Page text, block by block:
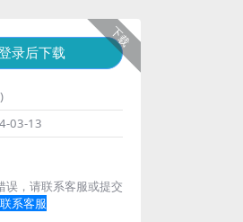
下载
录后下载
03-13
误，请联系客服或提交
联系客服